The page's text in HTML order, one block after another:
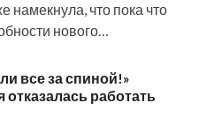
что пока что
нового…
все за спиной!»
отказалась работать